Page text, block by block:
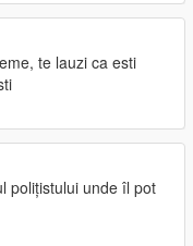
te lauzi ca esti
polițistului unde îl pot